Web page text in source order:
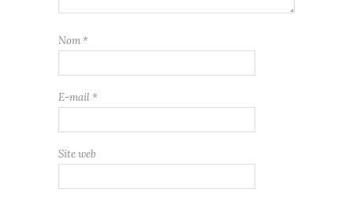
Nom *
E-mail *
Site web